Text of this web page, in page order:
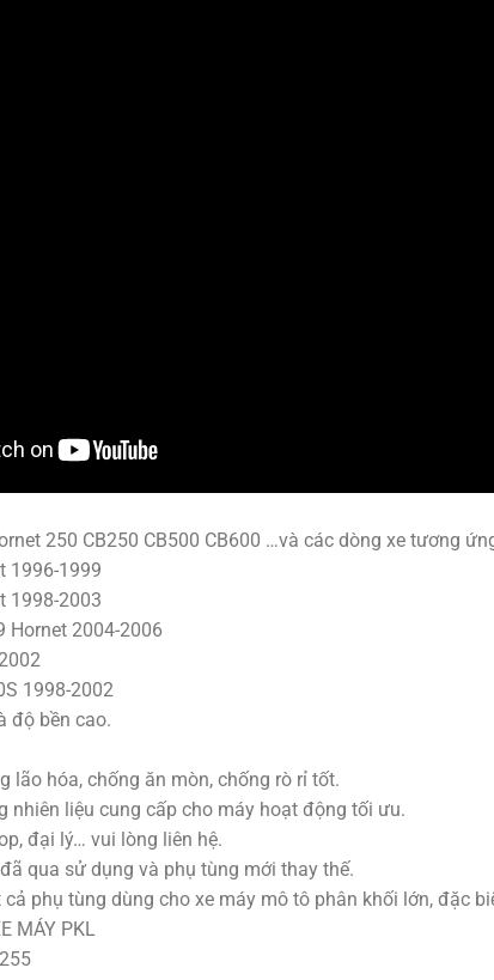
250 CB250 CB500 CB600 …và các dòng xe tương
1996-1999
1998-2003
Hornet 2004-2006
1998-2002
độ bền cao.
lão hóa, chống ăn mòn, chống rò rỉ tốt.
nhiên liệu cung cấp cho máy hoạt động tối ưu.
đại lý… vui lòng liên hệ.
qua sử dụng và phụ tùng mới thay thế.
cả phụ tùng dùng cho xe máy mô tô phân khối lớn, đặc
MÁY PKL